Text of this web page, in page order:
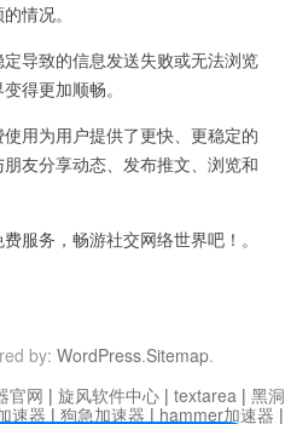
情况。
导致的信息发送失败或无法浏览
得更加顺畅。
用为用户提供了更快、更稳定的
友分享动态、发布推文、浏览和
务，畅游社交网络世界吧！。
by: WordPress.Sitemap.
官网 | 旋风软件中心 | textarea | 黑
速器 | 狗急加速器 | hammer加速器